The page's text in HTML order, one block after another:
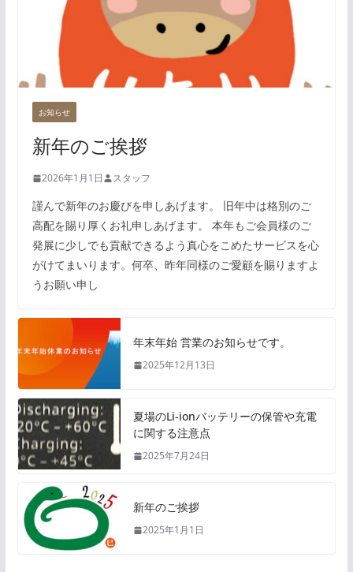
お知らせ
新年のご挨拶
2026年1月1日 スタッフ
謹んで新年のお慶びを申しあげます。 旧年中は格別のご
高配を賜り厚くお礼申しあげます。 本年もご会員様のご
発展に少しでも貢献できるよう真心をこめたサービスを心
がけてまいります。何卒、昨年同様のご愛顧を賜りますよ
うお願い申し
年末年始 営業のお知らせです。
2025年12月13日
夏場のLi-ionバッテリーの保管や充電
に関する注意点
2025年7月24日
新年のご挨拶
2025年1月1日